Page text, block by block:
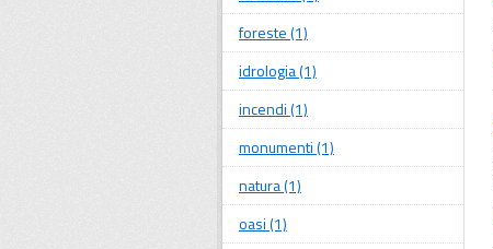
foreste (1)
idrologia (1)
incendi (1)
monumenti (1)
natura (1)
oasi (1)